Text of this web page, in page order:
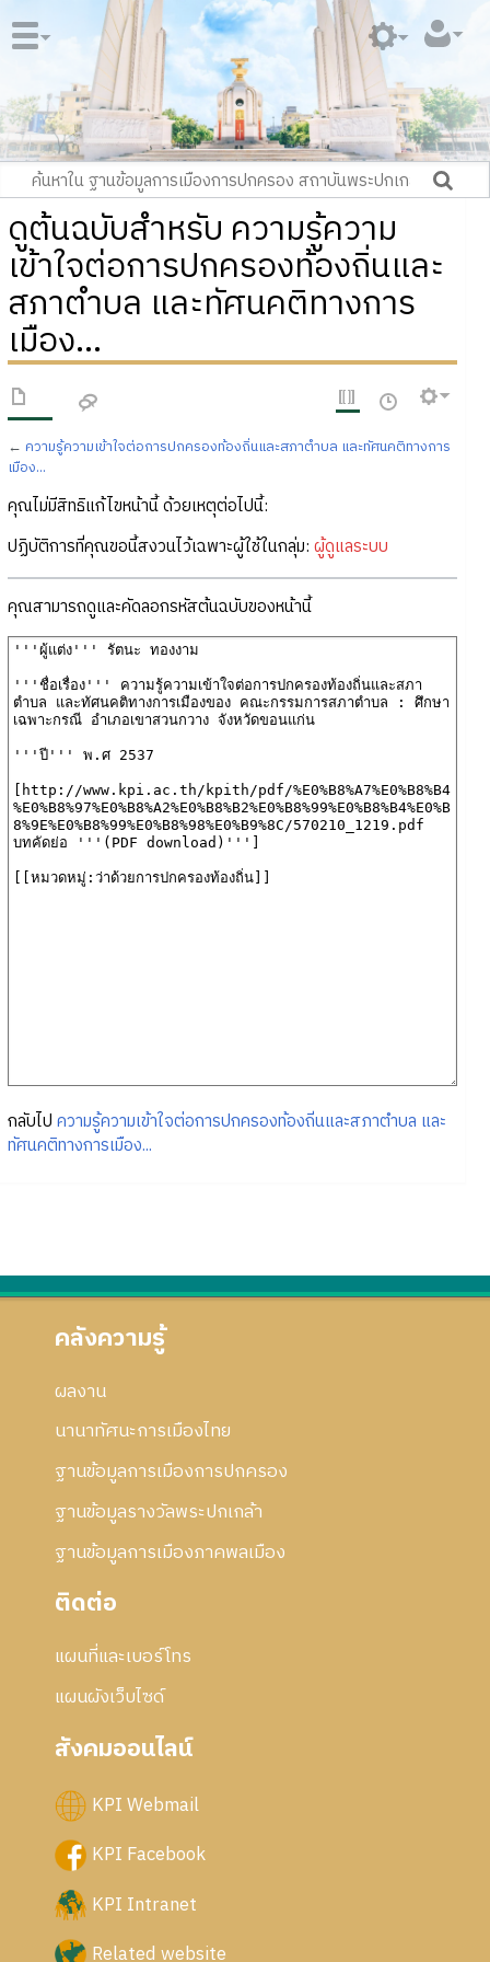
ดูต้นฉบับสำหรับ ความรู้ความ
เข้าใจต่อการปกครองท้องถิ่นและ
สภาตำบล และทัศนคติทางการ
เมือง...
← ความรู้ความเข้าใจต่อการปกครองท้องถิ่นและสภาตำบล และทัศนคติทางการ
เมือง...
คุณไม่มีสิทธิแก้ไขหน้านี้ ด้วยเหตุต่อไปนี้:
ปฏิบัติการที่คุณขอนี้สงวนไว้เฉพาะผู้ใช้ในกลุ่ม: ผู้ดูแลระบบ
คุณสามารถดูและคัดลอกรหัสต้นฉบับของหน้านี้
กลับไป ความรู้ความเข้าใจต่อการปกครองท้องถิ่นและสภาตำบล และ
ทัศนคติทางการเมือง...
คลังความรู้
ผลงาน
นานาทัศนะการเมืองไทย
ฐานข้อมูลการเมืองการปกครอง
ฐานข้อมูลรางวัลพระปกเกล้า
ฐานข้อมูลการเมืองภาคพลเมือง
ติดต่อ
แผนที่และเบอร์โทร
แผนผังเว็บไซด์
สังคมออนไลน์
KPI Webmail
KPI Facebook
KPI Intranet
Related website